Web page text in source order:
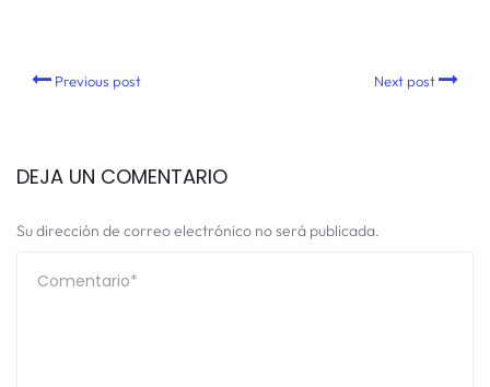
Previous post Next post
DEJA UN COMENTARIO
Su dirección de correo electrónico no será publicada.